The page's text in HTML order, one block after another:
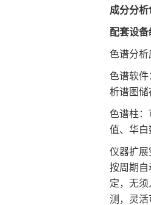
成分分
配套设
色谱分析
色谱软件
析谱图储
色谱柱：
值、华白
仪器扩展
按周期自
定，无
测，灵活